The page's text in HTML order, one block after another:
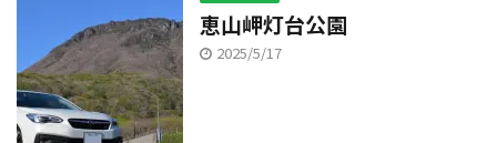
恵山岬灯台公園
2025/5/17